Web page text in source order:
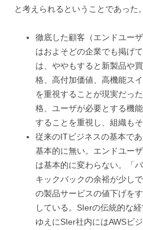
と考えられるということであった。
徹底した顧客（エンドユー
はおよそどの企業でも掲げ
は、ややもすると新製品や
格、高付加価値、高機能ス
を重視することが現実だっ
格、ユーザが必要とする機
することを重視し、組織も
従来のITビジネスの基本で
基本的に無い。エンドユー
は基本的に変わらない。「
キックバックの余裕が少し
の製品サービスの値下げを
している。SIerの伝統的な
ゆえにSIer社内にはAWSビ